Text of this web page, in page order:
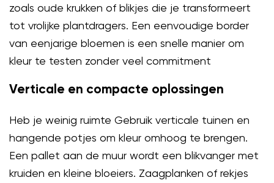
zoals oude krukken of blikjes die je transformeert
tot vrolijke plantdragers. Een eenvoudige border
van eenjarige bloemen is een snelle manier om
kleur te testen zonder veel commitment
Verticale en compacte oplossingen
Heb je weinig ruimte Gebruik verticale tuinen en
hangende potjes om kleur omhoog te brengen.
Een pallet aan de muur wordt een blikvanger met
kruiden en kleine bloeiers. Zaagplanken of rekjes